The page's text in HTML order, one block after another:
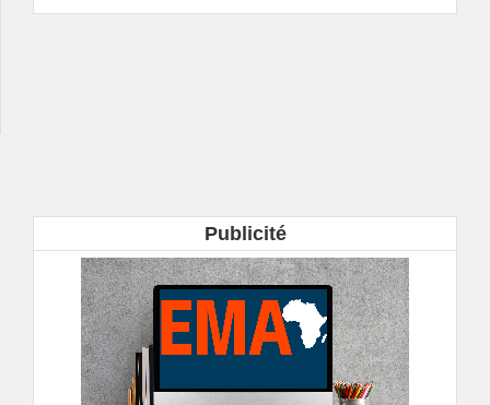
Publicité